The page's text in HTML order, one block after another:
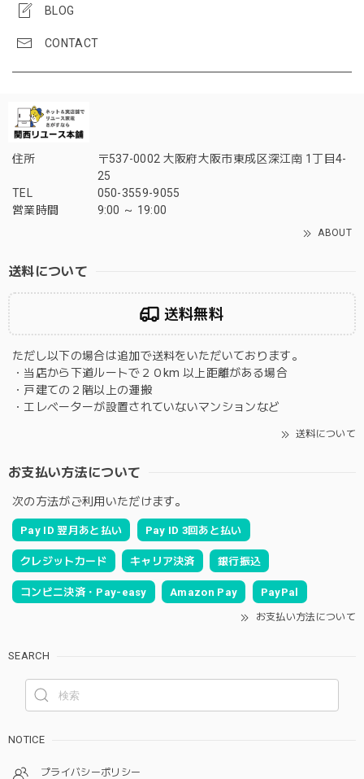
BLOG
CONTACT
住所
〒537-0002 大阪府大阪市東成区深江南 1丁目4-
25
TEL
050-3559-9055
営業時間
9:00 ～ 19:00
ABOUT
送料について
送料無料
ただし以下の場合は追加で送料をいただいております。
・当店から下道ルートで２０km 以上距離がある場合
・戸建ての２階以上の運搬
・エレベーターが設置されていないマンションなど
送料について
お支払い方法について
次の方法がご利用いただけます。
Pay ID 翌月あと払い Pay ID 3回あと払い
クレジットカード キャリア決済 銀行振込
コンビニ決済・Pay-easy Amazon Pay PayPal
お支払い方法について
SEARCH
NOTICE
プライバシーポリシー